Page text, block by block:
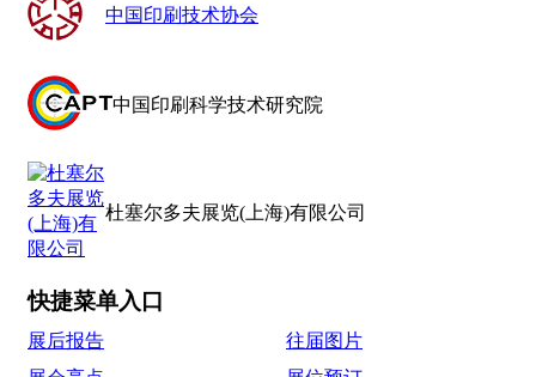
中国印刷技术协会
中国印刷科学技术研究院
杜塞尔多夫展览(上海)有限公司
快捷菜单入口
展后报告
往届图片